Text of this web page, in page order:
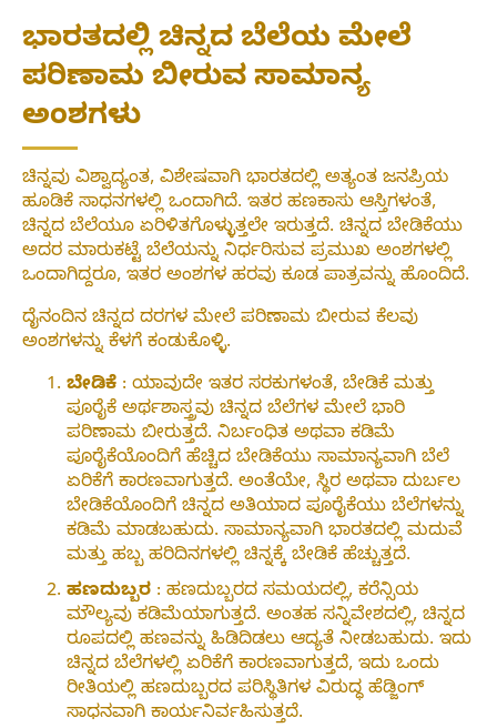
ಭಾರತದಲ್ಲಿ ಚಿನ್ನದ ಬೆಲೆಯ ಮೇಲೆ
ಪರಿಣಾಮ ಬೀರುವ ಸಾಮಾನ್ಯ
ಅಂಶಗಳು
ಚಿನ್ನವು ವಿಶ್ವಾದ್ಯಂತ, ವಿಶೇಷವಾಗಿ ಭಾರತದಲ್ಲಿ ಅತ್ಯಂತ ಜನಪ್ರಿಯ
ಹೂಡಿಕೆ ಸಾಧನಗಳಲ್ಲಿ ಒಂದಾಗಿದೆ. ಇತರ ಹಣಕಾಸು ಆಸ್ತಿಗಳಂತೆ,
ಚಿನ್ನದ ಬೆಲೆಯೂ ಏರಿಳಿತಗೊಳ್ಳುತ್ತಲೇ ಇರುತ್ತದೆ. ಚಿನ್ನದ ಬೇಡಿಕೆಯು
ಅದರ ಮಾರುಕಟ್ಟೆ ಬೆಲೆಯನ್ನು ನಿರ್ಧರಿಸುವ ಪ್ರಮುಖ ಅಂಶಗಳಲ್ಲಿ
ಒಂದಾಗಿದ್ದರೂ, ಇತರ ಅಂಶಗಳ ಹರವು ಕೂಡ ಪಾತ್ರವನ್ನು ಹೊಂದಿದೆ.
ದೈನಂದಿನ ಚಿನ್ನದ ದರಗಳ ಮೇಲೆ ಪರಿಣಾಮ ಬೀರುವ ಕೆಲವು
ಅಂಶಗಳನ್ನು ಕೆಳಗೆ ಕಂಡುಕೊಳ್ಳಿ.
ಬೇಡಿಕೆ : ಯಾವುದೇ ಇತರ ಸರಕುಗಳಂತೆ, ಬೇಡಿಕೆ ಮತ್ತು
ಪೂರೈಕೆ ಅರ್ಥಶಾಸ್ತ್ರವು ಚಿನ್ನದ ಬೆಲೆಗಳ ಮೇಲೆ ಭಾರಿ
ಪರಿಣಾಮ ಬೀರುತ್ತದೆ. ನಿರ್ಬಂಧಿತ ಅಥವಾ ಕಡಿಮೆ
ಪೂರೈಕೆಯೊಂದಿಗೆ ಹೆಚ್ಚಿದ ಬೇಡಿಕೆಯು ಸಾಮಾನ್ಯವಾಗಿ ಬೆಲೆ
ಏರಿಕೆಗೆ ಕಾರಣವಾಗುತ್ತದೆ. ಅಂತೆಯೇ, ಸ್ಥಿರ ಅಥವಾ ದುರ್ಬಲ
ಬೇಡಿಕೆಯೊಂದಿಗೆ ಚಿನ್ನದ ಅತಿಯಾದ ಪೂರೈಕೆಯು ಬೆಲೆಗಳನ್ನು
ಕಡಿಮೆ ಮಾಡಬಹುದು. ಸಾಮಾನ್ಯವಾಗಿ ಭಾರತದಲ್ಲಿ ಮದುವೆ
ಮತ್ತು ಹಬ್ಬ ಹರಿದಿನಗಳಲ್ಲಿ ಚಿನ್ನಕ್ಕೆ ಬೇಡಿಕೆ ಹೆಚ್ಚುತ್ತದೆ.
ಹಣದುಬ್ಬರ : ಹಣದುಬ್ಬರದ ಸಮಯದಲ್ಲಿ, ಕರೆನ್ಸಿಯ
ಮೌಲ್ಯವು ಕಡಿಮೆಯಾಗುತ್ತದೆ. ಅಂತಹ ಸನ್ನಿವೇಶದಲ್ಲಿ, ಚಿನ್ನದ
ರೂಪದಲ್ಲಿ ಹಣವನ್ನು ಹಿಡಿದಿಡಲು ಆದ್ಯತೆ ನೀಡಬಹುದು. ಇದು
ಚಿನ್ನದ ಬೆಲೆಗಳಲ್ಲಿ ಏರಿಕೆಗೆ ಕಾರಣವಾಗುತ್ತದೆ, ಇದು ಒಂದು
ರೀತಿಯಲ್ಲಿ ಹಣದುಬ್ಬರದ ಪರಿಸ್ಥಿತಿಗಳ ವಿರುದ್ಧ ಹೆಡ್ಜಿಂಗ್
ಸಾಧನವಾಗಿ ಕಾರ್ಯನಿರ್ವಹಿಸುತ್ತದೆ.